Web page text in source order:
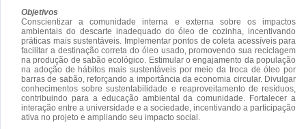
Objetivos
Conscientizar a comunidade interna e externa sobre os impactos
ambientais do descarte inadequado do óleo de cozinha, incentivando
práticas mais sustentáveis. Implementar pontos de coleta acessíveis para
facilitar a destinação correta do óleo usado, promovendo sua reciclagem
na produção de sabão ecológico. Estimular o engajamento da população
na adoção de hábitos mais sustentáveis por meio da troca de óleo por
barras de sabão, reforçando a importância da economia circular. Divulgar
conhecimentos sobre sustentabilidade e reaproveitamento de resíduos,
contribuindo para a educação ambiental da comunidade. Fortalecer a
interação entre a universidade e a sociedade, incentivando a participação
ativa no projeto e ampliando seu impacto social.